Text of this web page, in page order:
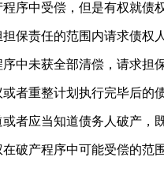
序中受偿，但是有权就债
保责任的范围内请求债权
未获全部清偿，请求担
者重整计划执行完毕后的
应当知道债务人破产，
破产程序中可能受偿的范